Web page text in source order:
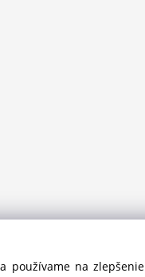
používame na zlepšenie